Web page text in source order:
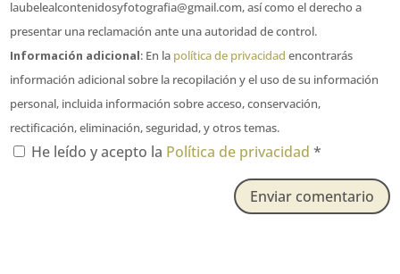
laubelealcontenidosyfotografia@gmail.com, así como el derecho a
presentar una reclamación ante una autoridad de control.
Información adicional: En la política de privacidad encontrarás
información adicional sobre la recopilación y el uso de su información
personal, incluida información sobre acceso, conservación,
rectificación, eliminación, seguridad, y otros temas.
He leído y acepto la Política de privacidad*
Enviar comentario